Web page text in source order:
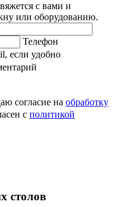
с вами и
или оборудованию.
Телефон
если удобно
согласие на обработку
с политикой
столов